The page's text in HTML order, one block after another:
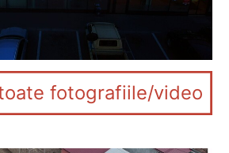
fotografiile/video